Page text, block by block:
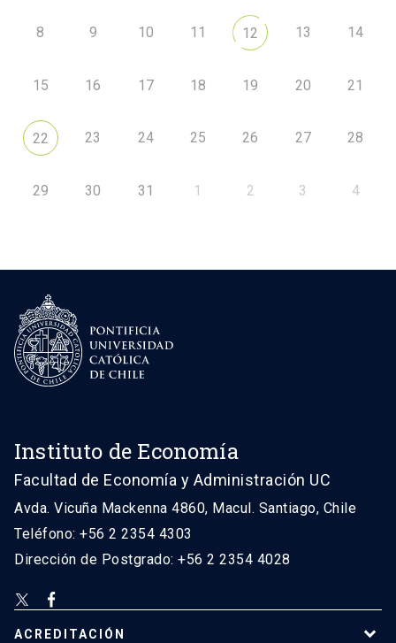
8 9 10 11 12 13 14
15 16 17 18 19 20 21
22 23 24 25 26 27 28
29 30 31 1 2 3 4
Instituto de Economía
Facultad de Economía y Administración UC
Avda. Vicuña Mackenna 4860, Macul. Santiago, Chile
Teléfono: +56 2 2354 4303
Dirección de Postgrado: +56 2 2354 4028
ACREDITACIÓN